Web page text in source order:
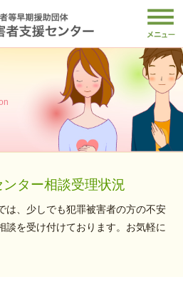
ンター相談受理状況
は、少しでも犯罪被害者の方の不安
談を受け付けております。お気軽に